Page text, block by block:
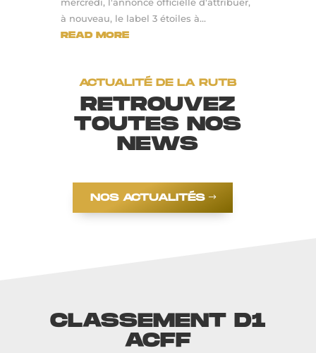
à nouveau, le label 3 étoiles à...
READ MORE
ACTUALITÉ DE LA RUTB
RETROUVEZ
TOUTES NOS
NEWS
NOS ACTUALITÉS
CLASSEMENT D1
ACFF